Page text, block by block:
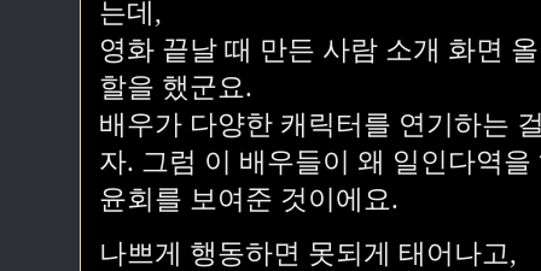
는데,
영화 끝날 때 만든 사람 소개 화면
할을 했군요.
배우가 다양한 캐릭터를 연기하는
자. 그럼 이 배우들이 왜 일인다역을
윤회를 보여준 것이에요.
나쁘게 행동하면 못되게 태어나고,